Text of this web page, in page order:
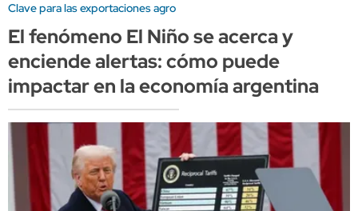
Clave para las exportaciones agro
El fenómeno El Niño se acerca y
enciende alertas: cómo puede
impactar en la economía argentina